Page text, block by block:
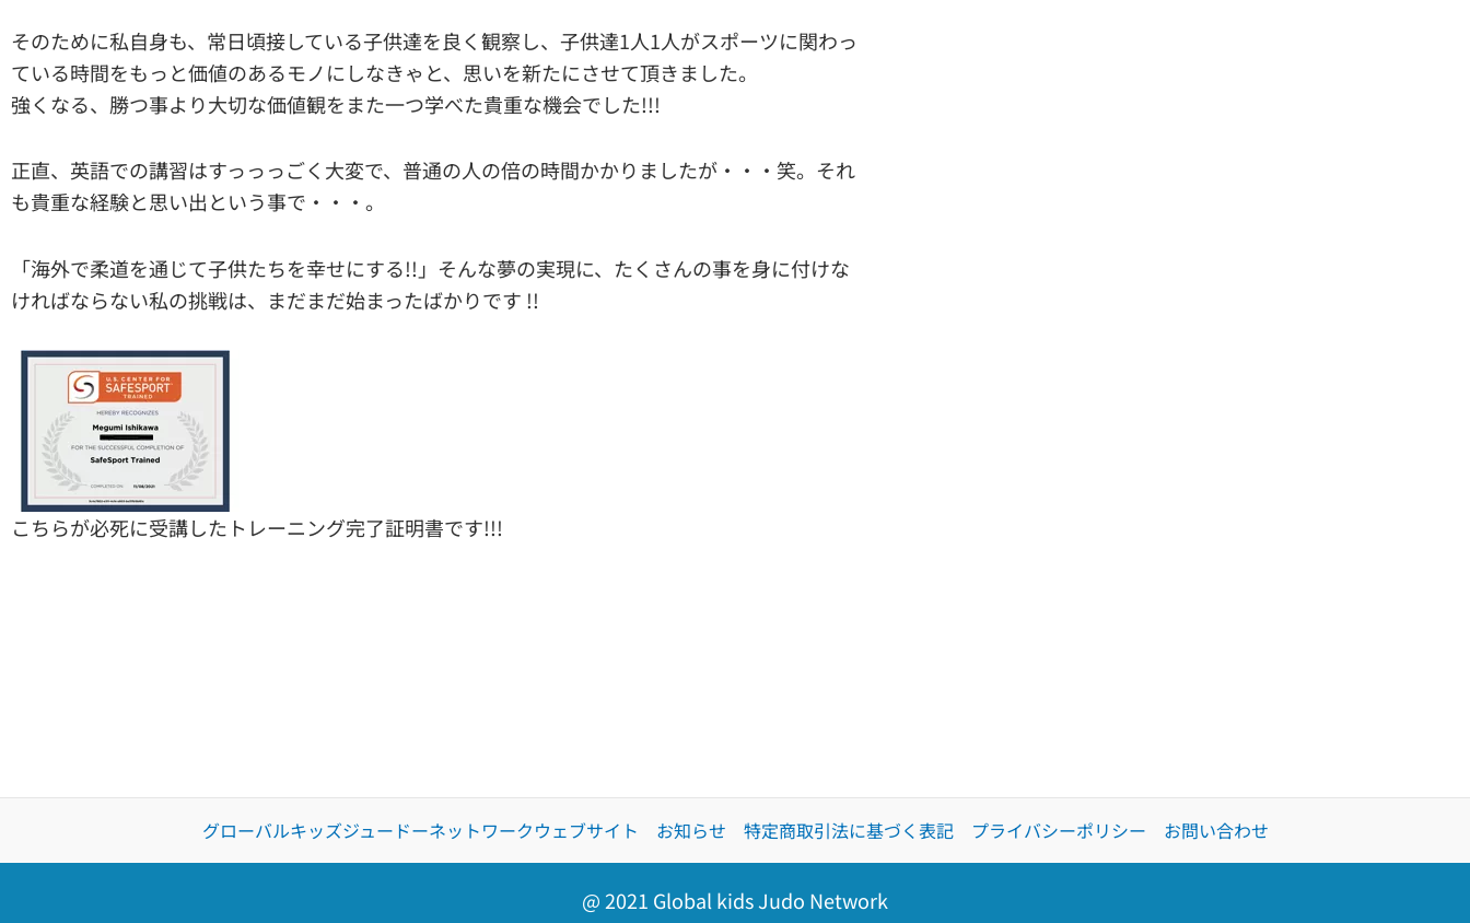
そのために私自身も、常日頃接している子供達を良く観察し、子供達1人1人がスポーツに関わっ
ている時間をもっと価値のあるモノにしなきゃと、思いを新たにさせて頂きました。
強くなる、勝つ事より大切な価値観をまた一つ学べた貴重な機会でした!!!
正直、英語での講習はすっっっごく大変で、普通の人の倍の時間かかりましたが・・・笑。それ
も貴重な経験と思い出という事で・・・。
「海外で柔道を通じて子供たちを幸せにする!!」そんな夢の実現に、たくさんの事を身に付けな
ければならない私の挑戦は、まだまだ始まったばかりです !!
こちらが必死に受講したトレーニング完了証明書です!!!
グローバルキッズジュードーネットワークウェブサイト お知らせ 特定商取引法に基づく表記 プライバシーポリシー お問い合わせ
@ 2021 Global kids Judo Network